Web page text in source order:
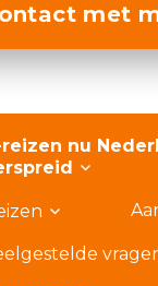
met
reizen nu